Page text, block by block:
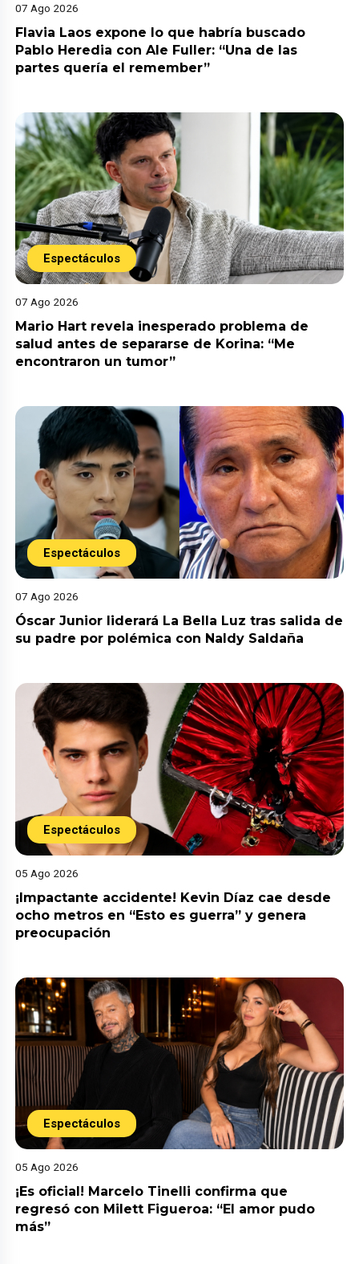
07 Ago 2026
Flavia Laos expone lo que habría buscado
Pablo Heredia con Ale Fuller: “Una de las
partes quería el remember”
Espectáculos
07 Ago 2026
Mario Hart revela inesperado problema de
salud antes de separarse de Korina: “Me
encontraron un tumor”
Espectáculos
07 Ago 2026
Óscar Junior liderará La Bella Luz tras salida de
su padre por polémica con Naldy Saldaña
Espectáculos
05 Ago 2026
¡Impactante accidente! Kevin Díaz cae desde
ocho metros en “Esto es guerra” y genera
preocupación
Espectáculos
05 Ago 2026
¡Es oficial! Marcelo Tinelli confirma que
regresó con Milett Figueroa: “El amor pudo
más”